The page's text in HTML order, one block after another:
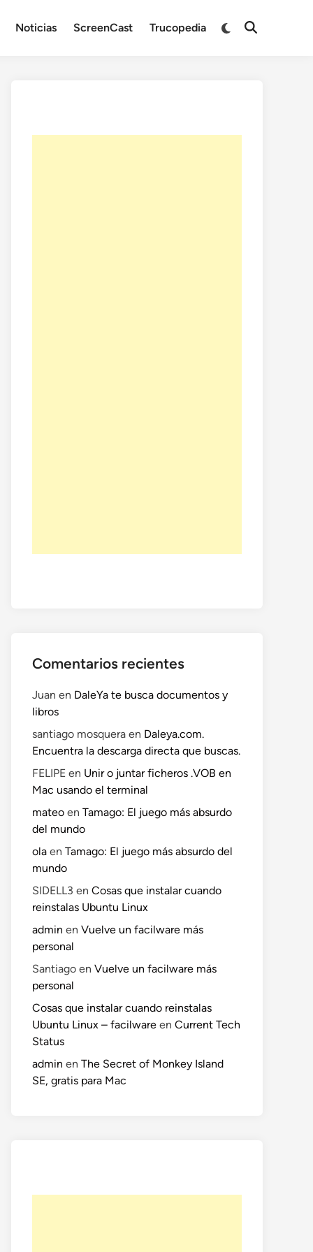
Noticias ScreenCast Trucopedia
Comentarios recientes
Juan en DaleYa te busca documentos y
libros
santiago mosquera en Daleya.com.
Encuentra la descarga directa que buscas.
FELIPE en Unir o juntar ficheros .VOB en
Mac usando el terminal
mateo en Tamago: El juego más absurdo
del mundo
ola en Tamago: El juego más absurdo del
mundo
SIDELL3 en Cosas que instalar cuando
reinstalas Ubuntu Linux
admin en Vuelve un facilware más
personal
Santiago en Vuelve un facilware más
personal
Cosas que instalar cuando reinstalas
Ubuntu Linux – facilware en Current Tech
Status
admin en The Secret of Monkey Island
SE, gratis para Mac